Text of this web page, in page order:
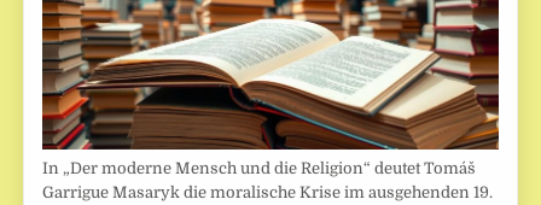
In „Der moderne Mensch und die Religion“ deutet Tomáš
Garrigue Masaryk die moralische Krise im ausgehenden 19.